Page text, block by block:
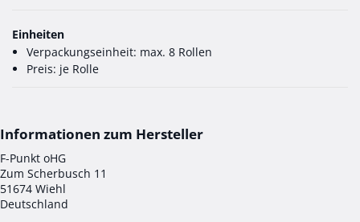
Einheiten
Verpackungseinheit: max. 8 Rollen
Preis: je Rolle
F-Punkt oHG
Zum Scherbusch 11
51674 Wiehl
Deutschland